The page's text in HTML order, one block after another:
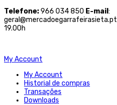
Telefone:966 034 850 E-mail :
geral@mercadoegarrafeirasieta.pt
19.00h
My Account
My Account
Historial de compras
Transações
Downloads